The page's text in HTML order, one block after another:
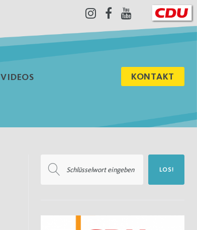
Instagram
Facebook
Youtube
VIDEOS KONTAKT
nach:
LOS!